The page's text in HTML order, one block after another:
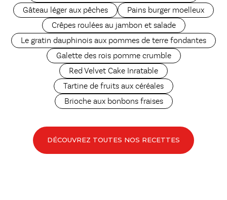
Gâteau léger aux pêches
Pains burger moelleux
Crêpes roulées au jambon et salade
Le gratin dauphinois aux pommes de terre fondantes
Galette des rois pomme crumble
Red Velvet Cake Inratable
Tartine de fruits aux céréales
Brioche aux bonbons fraises
DÉCOUVREZ TOUTES NOS RECETTES